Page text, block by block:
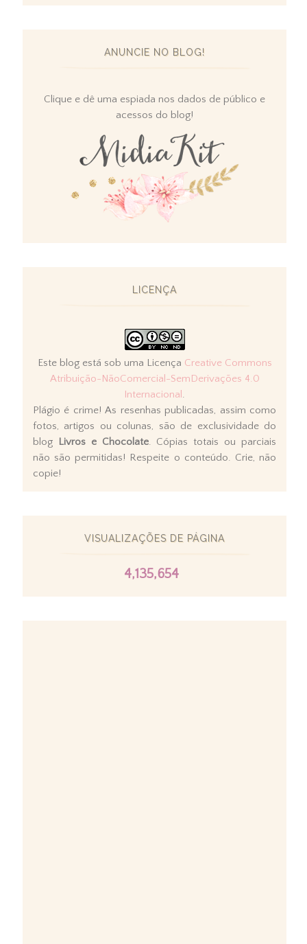
ANUNCIE NO BLOG!
Clique e dê uma espiada nos dados de público e
acessos do blog!
LICENÇA
Este blog está sob uma Licença Creative Commons
Atribuição-NãoComercial-SemDerivações 4.0
Internacional .
Plágio é crime! As resenhas publicadas, assim como
fotos, artigos ou colunas, são de exclusividade do
blog Livros e Chocolate. Cópias totais ou parciais
não são permitidas! Respeite o conteúdo. Crie, não
copie!
VISUALIZAÇÕES DE PÁGINA
4,135,654